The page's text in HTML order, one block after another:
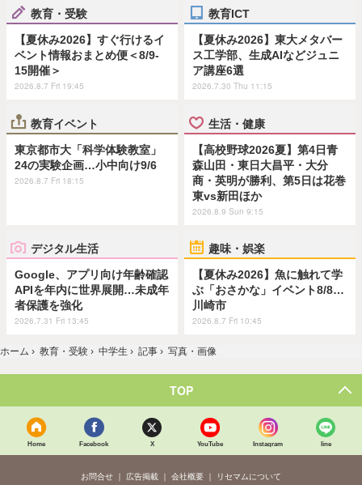
教育・受験
【夏休み2026】すぐ行けるイ
ベント情報おまとめ便＜8/9-
15開催＞
2026.8.7 Fri 19:45
教育ICT
【夏休み2026】東大メタバー
ス工学部、生成AIなどジュニ
ア講座6選
2026.7.30 Thu 11:15
教育イベント
東京都市大「科学体験教室」
24の実験企画…小中向け9/6
2026.8.7 Fri 18:15
生活・健康
【高校野球2026夏】第4日青
森山田・東日大昌平・大分
商・英明が勝利、第5日は花巻
東vs新田ほか
2026.8.9 Sun 9:15
デジタル生活
Google、アプリ向け年齢確認
APIを年内に世界展開…未成年
者保護を強化
2026.7.31 Fri 13:45
趣味・娯楽
【夏休み2026】魚に触れて学
ぶ「おさかな」イベント8/8…
川崎市
2026.8.7 Fri 10:45
ホーム › 教育・受験 › 中学生 › 記事 › 写真・画像
TOP
Home Facebook X YouTube Instagram line
お問合せ 広告掲載 会社概要 リセマムについて